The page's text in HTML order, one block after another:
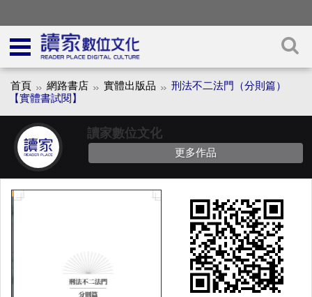
首頁 網路書店 實體出版品
刑法不二法門（分則篇）
【實體書試閱】
讀家數位文化
更多作品